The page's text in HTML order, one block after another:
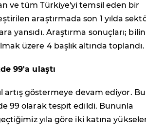
ve tüm Türkiye'yi temsil eden bir
araştırmada son 1 yılda
yansıdı. Araştırma sonuçları;
üzere 4 başlık altında toplandı.
99'a ulaştı
artış göstermeye devam ediyor. Bu
99 olarak tespit edildi. Bununla
yıla göre iki katına